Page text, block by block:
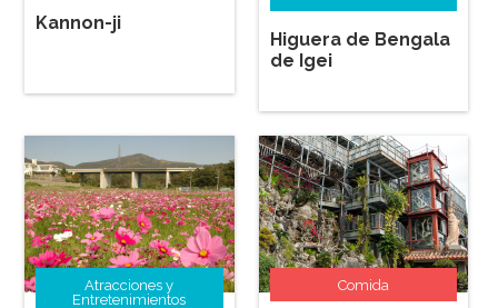
Kannon-ji
Higuera de Bengala
de Igei
Atracciones y
Entretenimientos
Comida